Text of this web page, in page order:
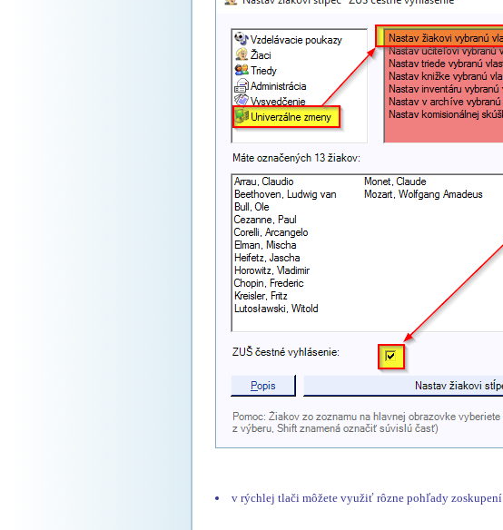
v rýchlej tlači môžete využiť rôzne pohľady zoskupení